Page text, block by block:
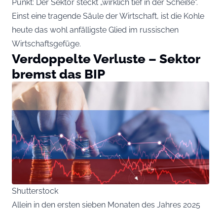
Punkt: Der Sektor steckt „wirklich tief in der Scheiße“.
Einst eine tragende Säule der Wirtschaft, ist die Kohle
heute das wohl anfälligste Glied im russischen
Wirtschaftsgefüge.
Verdoppelte Verluste – Sektor
bremst das BIP
Shutterstock
Allein in den ersten sieben Monaten des Jahres 2025